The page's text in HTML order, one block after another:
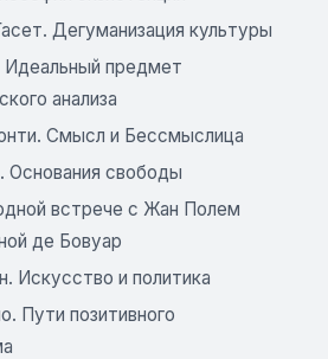
Дегуманизация культуры
Идеальный предмет
анализа
Смысл и Бессмыслица
свободы
встрече с Жан Полем
де Бовуар
Искусство и политика
Пути позитивного